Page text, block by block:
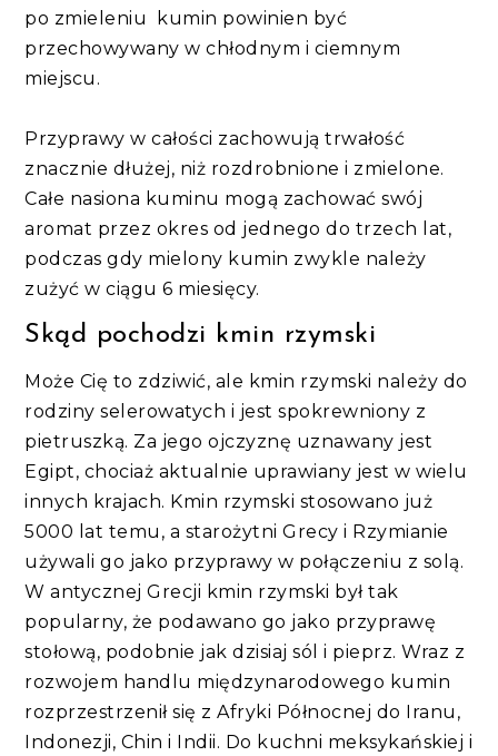
po zmieleniu kumin powinien być
przechowywany w chłodnym i ciemnym
miejscu.
Przyprawy w całości zachowują trwałość
znacznie dłużej, niż rozdrobnione i zmielone.
Całe nasiona kuminu mogą zachować swój
aromat przez okres od jednego do trzech lat,
podczas gdy mielony kumin zwykle należy
zużyć w ciągu 6 miesięcy.
Skąd pochodzi kmin rzymski
Może Cię to zdziwić, ale kmin rzymski należy do
rodziny selerowatych i jest spokrewniony z
pietruszką. Za jego ojczyznę uznawany jest
Egipt, chociaż aktualnie uprawiany jest w wielu
innych krajach. Kmin rzymski stosowano już
5000 lat temu, a starożytni Grecy i Rzymianie
używali go jako przyprawy w połączeniu z solą.
W antycznej Grecji kmin rzymski był tak
popularny, że podawano go jako przyprawę
stołową, podobnie jak dzisiaj sól i pieprz. Wraz z
rozwojem handlu międzynarodowego kumin
rozprzestrzenił się z Afryki Północnej do Iranu,
Indonezji, Chin i Indii. Do kuchni meksykańskiej i